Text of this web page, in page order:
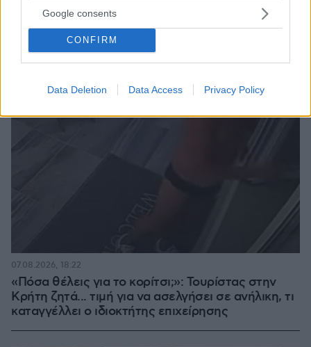
Google consents
CONFIRM
Data Deletion Data Access Privacy Policy
«Πόσα θέλεις για το κορίτσι;»: Τουρίστας στην
Κρήτη ζητά... τιμή για να ασελγήσει σε ανήλικη, τι
καταγγέλλει ο ιδιοκτήτης επιχείρησης
07.08.2026, 18:22